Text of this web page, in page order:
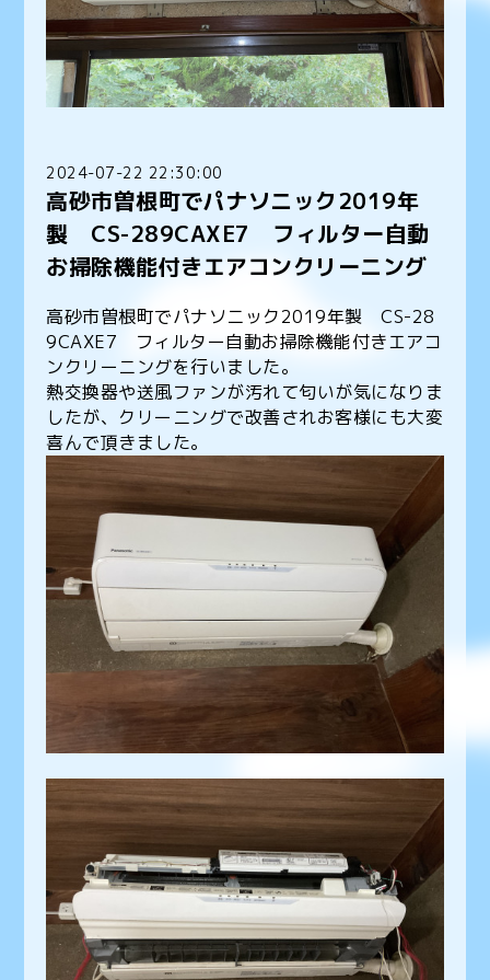
2024-07-22 22:30:00
高砂市曽根町でパナソニック2019年
製 CS-289CAXE7 フィルター自動
お掃除機能付きエアコンクリーニング
高砂市曽根町でパナソニック2019年製 CS-28
9CAXE7 フィルター自動お掃除機能付きエアコ
ンクリーニングを行いました。
熱交換器や送風ファンが汚れて匂いが気になりま
したが、クリーニングで改善されお客様にも大変
喜んで頂きました。